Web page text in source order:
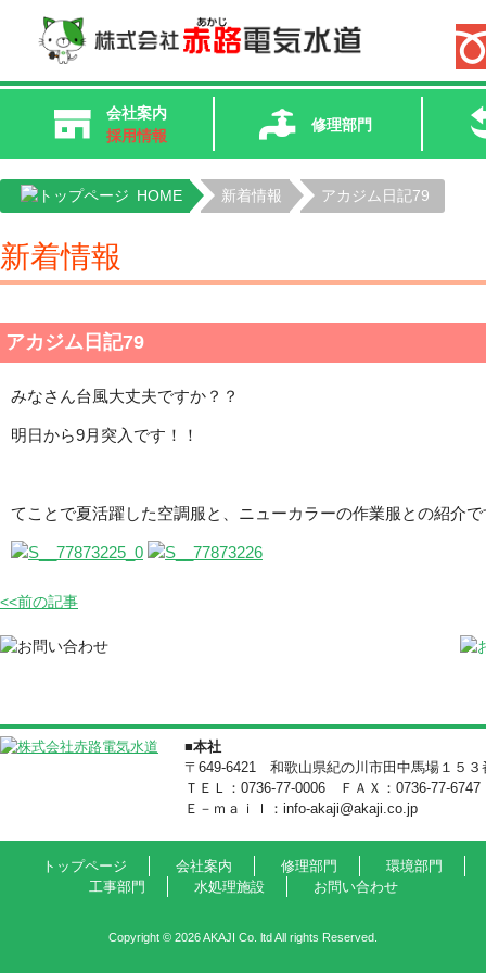
会社案内
採用情報
修理部門
HOME 新着情報 アカジム日記79
新着情報
アカジム日記79
みなさん台風大丈夫ですか？？
明日から9月突入です！！
てことで夏活躍した空調服と、ニューカラーの作業服との紹介
<<前の記事
■本社
〒649-6421 和歌山県紀の川市田中馬場１５３
ＴＥＬ：0736-77-0006 ＦＡＸ：0736-77-6747
Ｅ－ｍａｉｌ：info-akaji@akaji.co.jp
トップページ 会社案内 修理部門
環境部門
工事部門
水処理施設 お問い合わせ
Copyright © 2026 AKAJI Co. ltd All rights Reserved.